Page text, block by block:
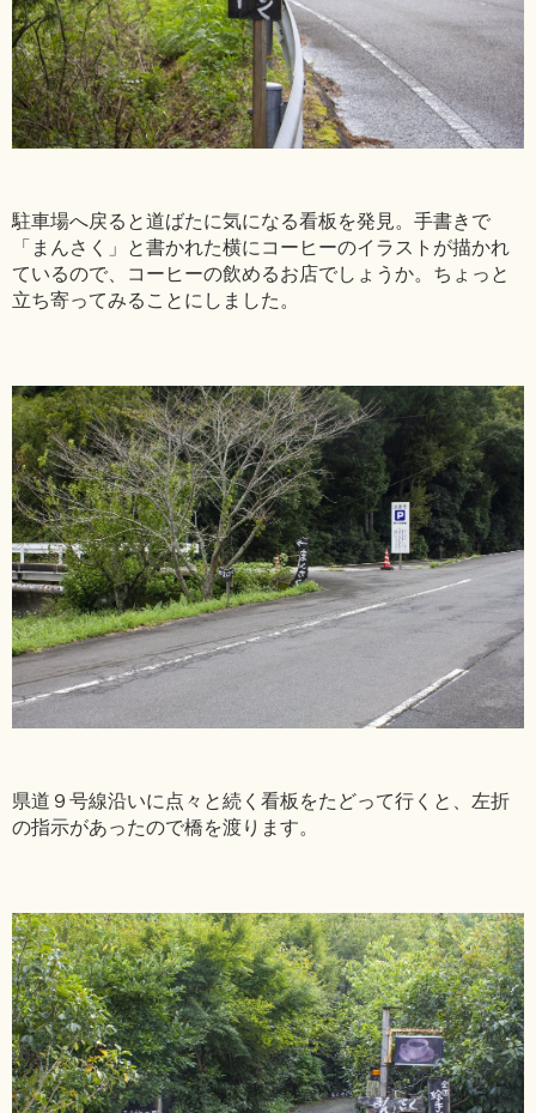
駐車場へ戻ると道ばたに気になる看板を発見。手書きで
「まんさく」と書かれた横にコーヒーのイラストが描かれ
ているので、コーヒーの飲めるお店でしょうか。ちょっと
立ち寄ってみることにしました。
県道９号線沿いに点々と続く看板をたどって行くと、左折
の指示があったので橋を渡ります。